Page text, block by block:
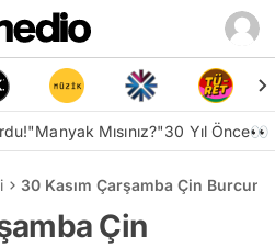
"Manyak Mısınız?"30 Yıl Önce👀
30 Kasım Çarşamba Çin
Çin